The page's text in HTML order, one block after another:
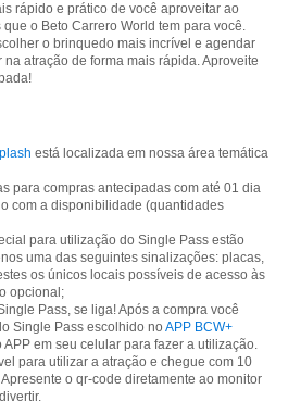
rápido e prático de você aproveitar ao
o Beto Carrero World tem para você.
o brinquedo mais incrível e agendar
atração de forma mais rápida. Aproveite
está localizada em nossa área temática
para compras antecipadas com até 01 dia
com a disponibilidade (quantidades
para utilização do Single Pass estão
uma das seguintes sinalizações: placas,
os únicos locais possíveis de acesso às
opcional;
Pass, se liga! Após a compra você
Single Pass escolhido no APP BCW+
APP em seu celular para fazer a utilização.
para utilizar a atração e chegue com 10
o qr-code diretamente ao monitor